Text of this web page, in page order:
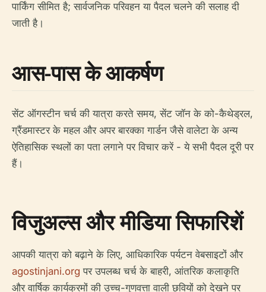
पार्किंग सीमित है; सार्वजनिक परिवहन या पैदल चलने की सलाह दी
जाती है।
आस-पास के आकर्षण
सेंट ऑगस्टीन चर्च की यात्रा करते समय, सेंट जॉन के को-कैथेड्रल,
ग्रैंडमास्टर के महल और अपर बारक्का गार्डन जैसे वालेटा के अन्य
ऐतिहासिक स्थलों का पता लगाने पर विचार करें - ये सभी पैदल दूरी पर
हैं।
विजुअल्स और मीडिया सिफारिशें
आपकी यात्रा को बढ़ाने के लिए, आधिकारिक पर्यटन वेबसाइटों और
agostinjani.org पर उपलब्ध चर्च के बाहरी, आंतरिक कलाकृति
और वार्षिक कार्यक्रमों की उच्च-गुणवत्ता वाली छवियों को देखने पर